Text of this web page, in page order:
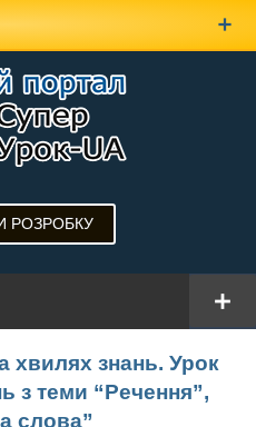
РОЗРОБКУ
хвилях знань. Урок
з теми “Речення”,
слова”